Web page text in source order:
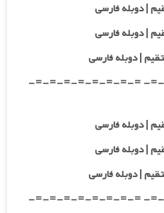
-=-=-=-=-=-=-=-=-
-=-=-=-=-=-=-=-=-